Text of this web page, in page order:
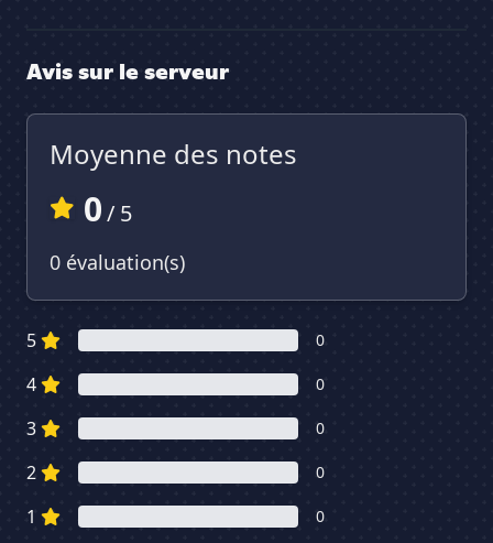
Avis sur le serveur
Moyenne des notes
0/ 5
0 évaluation(s)
5 0
4 0
3 0
2 0
1 0